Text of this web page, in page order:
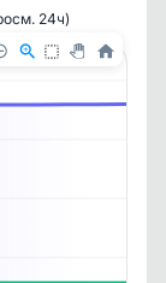
24ч)